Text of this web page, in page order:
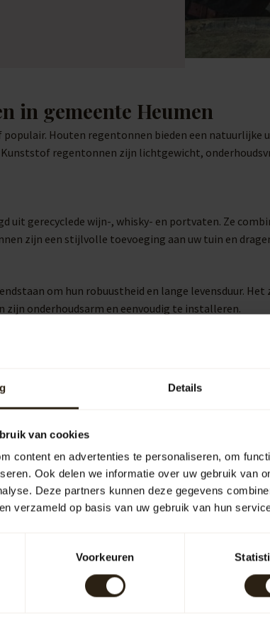
Details
van cookies
content en advertenties te personaliseren, om
Ook delen we informatie over uw gebruik van
Deze partners kunnen deze gegevens
verzameld op basis van uw gebruik van hun
Voorkeuren
in gemeente Heumen
Houten regentonnen bieden een
regentonnen zijn lichtgewicht,
uit gerecyclede wijn-, whisky- en portvaten. Ze
zijn een stijlvolle toevoeging aan uw tuin en
om hun robuustheid en lange levensduur.
onderhoudsarm en eenvoudig te installeren.
een pomp of kraan. Hiermee kunt u eenvoudig
opgevangen regenwater.
Kuipen
BarrelCave® &